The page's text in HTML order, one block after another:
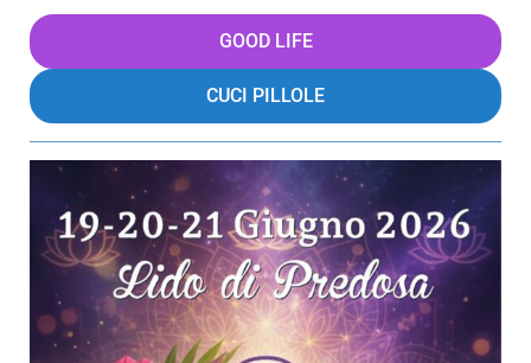
GOOD LIFE
CUCI PILLOLE